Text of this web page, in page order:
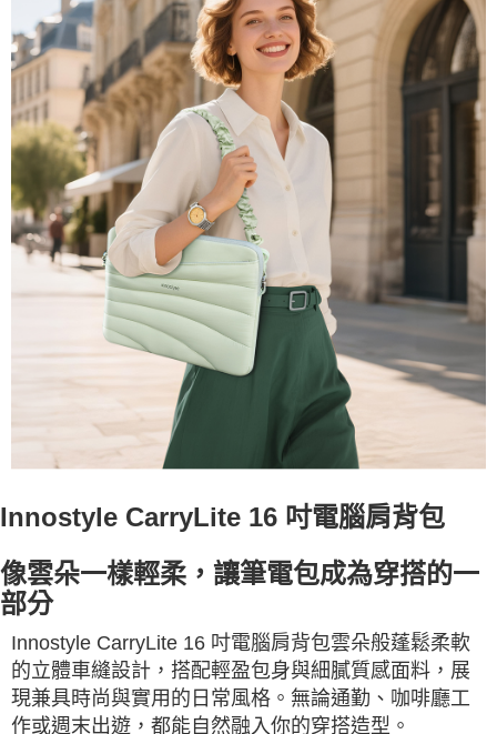
Innostyle CarryLite 16 吋電腦肩背包
像雲朵一樣輕柔，讓筆電包成為穿搭的一
部分
Innostyle CarryLite 16 吋電腦肩背包雲朵般蓬鬆柔軟
的立體車縫設計，搭配輕盈包身與細膩質感面料，展
現兼具時尚與實用的日常風格。無論通勤、咖啡廳工
作或週末出遊，都能自然融入你的穿搭造型。